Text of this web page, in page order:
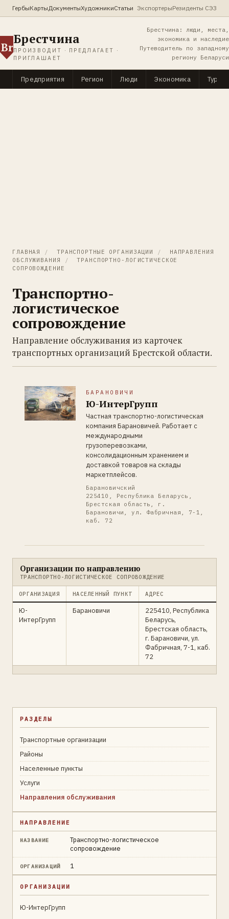
ГербыКартыДокументыХудожникиСтатьи ЭкспортерыРезиденты СЭЗ
Br
Брестчина
ПРОИЗВОДИТ · ПРЕДЛАГАЕТ ·
ПРИГЛАШАЕТ
Брестчина: люди, места,
экономика и наследие
Путеводитель по западному
региону Беларуси
Предприятия Регион Люди Экономика
ГЛАВНАЯ / ТРАНСПОРТНЫЕ ОРГАНИЗАЦИИ /
НАПРАВЛЕНИЯ
ОБСЛУЖИВАНИЯ
/
ТРАНСПОРТНО-ЛОГИСТИЧЕСКОЕ
СОПРОВОЖДЕНИЕ
Транспортно-
логистическое
сопровождение
Направление обслуживания из карточек
транспортных организаций Брестской области.
БАРАНОВИЧИ
Ю-ИнтерГрупп
Частная транспортно-логистическая
компания Барановичей. Работает с
международными
грузоперевозками,
консолидационным хранением и
доставкой товаров на склады
маркетплейсов.
Барановичский
225410, Республика Беларусь,
Брестская область, г.
Барановичи, ул. Фабричная, 7-1,
каб. 72
Организации по направлению
ТРАНСПОРТНО-ЛОГИСТИЧЕСКОЕ СОПРОВОЖДЕНИЕ
ОРГАНИЗАЦИЯ НАСЕЛЕННЫЙ ПУНКТ АДРЕС
Ю-
ИнтерГрупп
Барановичи
225410, Республика
Беларусь,
Брестская область,
г. Барановичи, ул.
Фабричная, 7-1, каб.
72
РАЗДЕЛЫ
Транспортные организации
Районы
Населенные пункты
Услуги
Направления обслуживания
НАПРАВЛЕНИЕ
НАЗВАНИЕ
Транспортно-логистическое
сопровождение
ОРГАНИЗАЦИЙ 1
ОРГАНИЗАЦИИ
Ю-ИнтерГрупп